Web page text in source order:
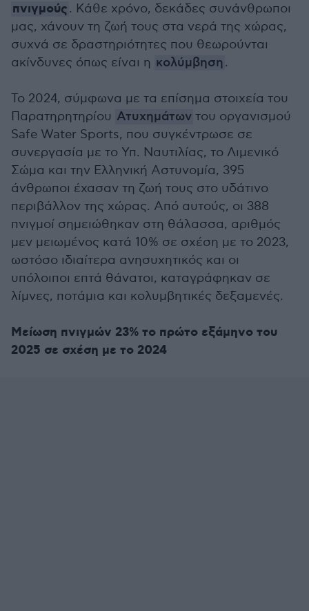
πνιγμούς. Κάθε χρόνο, δεκάδες συνάνθρωποι
μας, χάνουν τη ζωή τους στα νερά της χώρας,
συχνά σε δραστηριότητες που θεωρούνται
ακίνδυνες όπως είναι η κολύμβηση.
Το 2024, σύμφωνα με τα επίσημα στοιχεία του
Παρατηρητηρίου Ατυχημάτων του οργανισμού
Safe Water Sports, που συγκέντρωσε σε
συνεργασία με το Υπ. Ναυτιλίας, το Λιμενικό
Σώμα και την Ελληνική Αστυνομία, 395
άνθρωποι έχασαν τη ζωή τους στο υδάτινο
περιβάλλον της χώρας. Από αυτούς, οι 388
πνιγμοί σημειώθηκαν στη θάλασσα, αριθμός
μεν μειωμένος κατά 10% σε σχέση με το 2023,
ωστόσο ιδιαίτερα ανησυχητικός και οι
υπόλοιποι επτά θάνατοι, καταγράφηκαν σε
λίμνες, ποτάμια και κολυμβητικές δεξαμενές.
Μείωση πνιγμών 23% το πρώτο εξάμηνο του
2025 σε σχέση με το 2024